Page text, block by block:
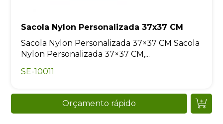
Sacola Nylon Personalizada 37x37 CM
Sacola Nylon Personalizada 37×37 CM Sacola
Nylon Personalizada 37×37 CM,...
SE-10011
Orçamento rápido